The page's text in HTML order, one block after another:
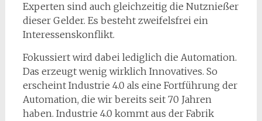
Experten sind auch gleichzeitig die Nutznießer
dieser Gelder. Es besteht zweifelsfrei ein
Interessenskonflikt.
Fokussiert wird dabei lediglich die Automation.
Das erzeugt wenig wirklich Innovatives. So
erscheint Industrie 4.0 als eine Fortführung der
Automation, die wir bereits seit 70 Jahren
haben. Industrie 4.0 kommt aus der Fabrik